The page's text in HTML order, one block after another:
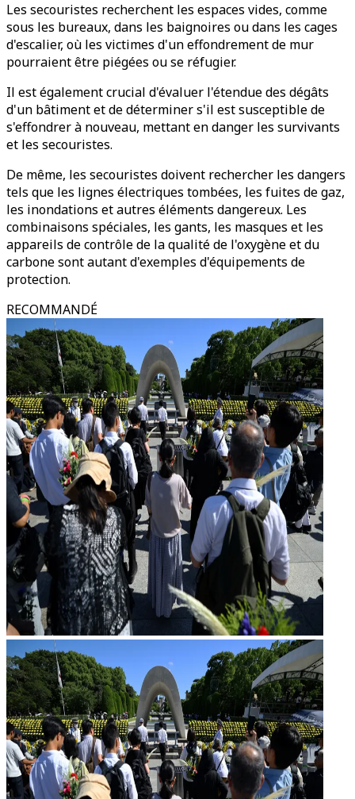
Les secouristes recherchent les espaces vides, comme
sous les bureaux, dans les baignoires ou dans les cages
d'escalier, où les victimes d'un effondrement de mur
pourraient être piégées ou se réfugier.
Il est également crucial d'évaluer l'étendue des dégâts
d'un bâtiment et de déterminer s'il est susceptible de
s'effondrer à nouveau, mettant en danger les survivants
et les secouristes.
De même, les secouristes doivent rechercher les dangers
tels que les lignes électriques tombées, les fuites de gaz,
les inondations et autres éléments dangereux. Les
combinaisons spéciales, les gants, les masques et les
appareils de contrôle de la qualité de l'oxygène et du
carbone sont autant d'exemples d'équipements de
protection.
RECOMMANDÉ